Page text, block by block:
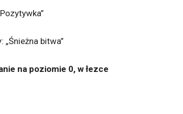
bitwa”
na poziomie 0, w łezce